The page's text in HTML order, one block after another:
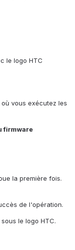
le logo HTC
vous exécutez les
firmware
la première fois.
de l'opération.
le logo HTC.